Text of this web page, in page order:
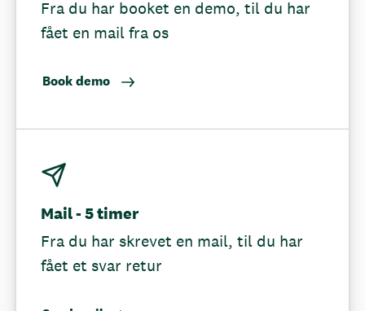
Fra du har booket en demo, til du har
fået en mail fra os
Book demo
Mail - 5 timer
Fra du har skrevet en mail, til du har
fået et svar retur